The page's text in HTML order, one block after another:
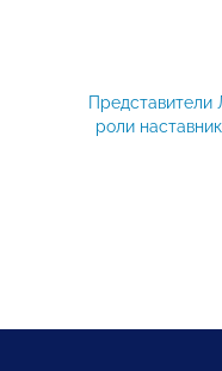
роли